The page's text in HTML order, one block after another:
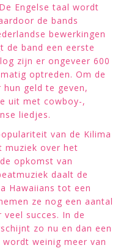
Engelse taal wordt
de bands
bewerkingen
de band een eerste
zijn er ongeveer 600
optreden. Om de
geld te geven,
uit met cowboy-,
liedjes.
van de Kilima
muziek over het
opkomst van
daalt de
Hawaiians tot een
ze nog een aantal
succes. In de
zo nu en dan een
weinig meer van